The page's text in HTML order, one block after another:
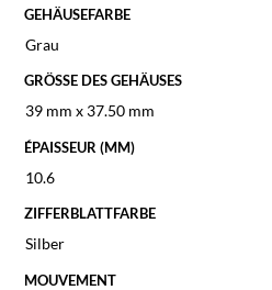
GEHÄUSEFARBE
Grau
GRÖSSE DES GEHÄUSES
39 mm x 37.50 mm
ÉPAISSEUR (MM)
10.6
ZIFFERBLATTFARBE
Silber
MOUVEMENT